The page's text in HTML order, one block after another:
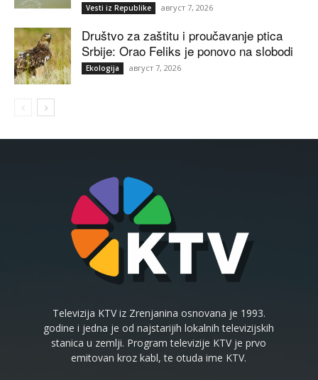
Vesti iz Republike август 7, 2026
Društvo za zaštitu i proučavanje ptica
Srbije: Orao Feliks je ponovo na slobodi
Ekologija август 7, 2026
Televizija KTV iz Zrenjanina osnovana je 1993.
godine i jedna je od najstarijih lokalnih televizijskih
stanica u zemlji. Program televizije KTV je prvo
emitovan kroz kabl, te otuda ime KTV.